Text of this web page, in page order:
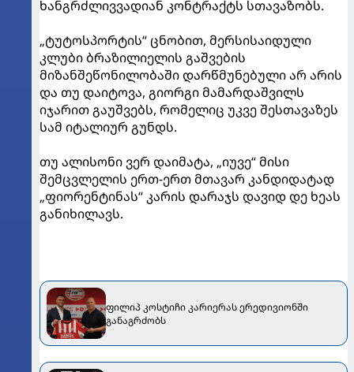
ხანგრძლივვადიან კონტრაქტს სთავაზობს.
„ტუტოსპორტის“ ცნობით, მერსისაიდული
კლუბი ბრაზილიელის გაშვების
მიზანშეწონილობაში დარწმუნებული არ არის
და თუ დაიტოვა, გიორგი მამარდაშვილს
იჯარით გაუშვებს, რომელიც უკვე შესთავაზეს
სამ იტალიურ გუნდს.
თუ ალისონი ვერ დაიმატა, „იუვე“ მისი
შემცვლელის ერთ-ერთ მთავარ კანდიდატად
„ფიორენტინას“ კარის დარაჯს დავიდ დე ხეას
განიხილავს.
ფილიპ კოსტიჩი კარიერას ერედივიონში
განაგრძობს